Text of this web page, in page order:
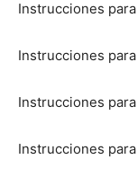
Instrucciones
Instrucciones
Instrucciones
Instrucciones